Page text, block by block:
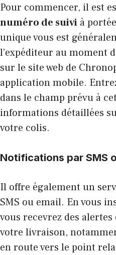
Pour commencer, il est
numéro de suivi à
unique vous est
l’expéditeur au moment
sur le site web de
application mobile.
dans le champ prévu à
informations détaillées
votre colis.
Notifications par SMS
Il offre également un
SMS ou email. En vous
vous recevrez des
votre livraison,
en route vers le point